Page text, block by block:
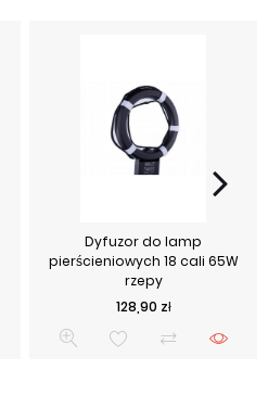
Dyfuzor do lamp
pierścieniowych 18 cali 65W
rzepy
Cena
128,90 zł